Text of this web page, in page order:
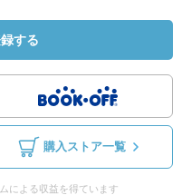
する
購入ストア一覧
による収益を得ています